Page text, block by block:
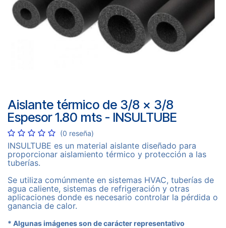
Aislante térmico de 3/8 x 3/8
Espesor 1.80 mts - INSULTUBE
(0 reseña)
INSULTUBE es un material aislante diseñado para
proporcionar aislamiento térmico y protección a las
tuberías.
Se utiliza comúnmente en sistemas HVAC, tuberías de
agua caliente, sistemas de refrigeración y otras
aplicaciones donde es necesario controlar la pérdida o
ganancia de calor.
* Algunas imágenes son de carácter representativo